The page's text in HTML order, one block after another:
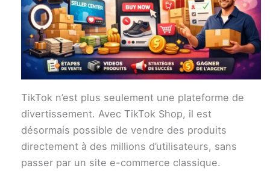
TikTok n’est plus seulement une plateforme de
divertissement. Avec TikTok Shop, il est
désormais possible de vendre des produits
directement à des millions d’utilisateurs, sans
passer par un site e-commerce classique.